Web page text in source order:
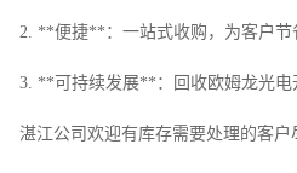
2. **便捷**：一站式收购，为客户节
3. **可持续发展**：回收欧姆龙光电
湛江公司欢迎有库存需要处理的客